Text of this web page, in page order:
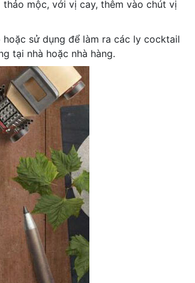
mộc, với vị cay, thêm vào chút vị
sử dụng để làm ra các ly cocktail
tại nhà hoặc nhà hàng.